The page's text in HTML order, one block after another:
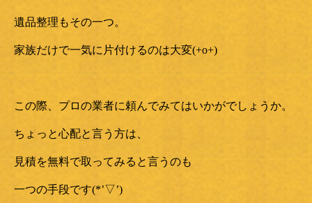
遺品整理もその一つ。
家族だけで一気に片付けるのは大変(+o+)
この際、プロの業者に頼んでみてはいかがでしょうか。
ちょっと心配と言う方は、
見積を無料で取ってみると言うのも
一つの手段です(*’▽’)